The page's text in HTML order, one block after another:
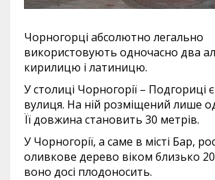
Чорногорці абсолютно легально
використовують одночасно два
кирилицю і латиницю.
У столиці Чорногорії – Подгориці
вулиця. На ній розміщений лише
Її довжина становить 30 метрів.
У Чорногорії, а саме в місті Бар,
оливкове дерево віком близько
воно досі плодоносить.